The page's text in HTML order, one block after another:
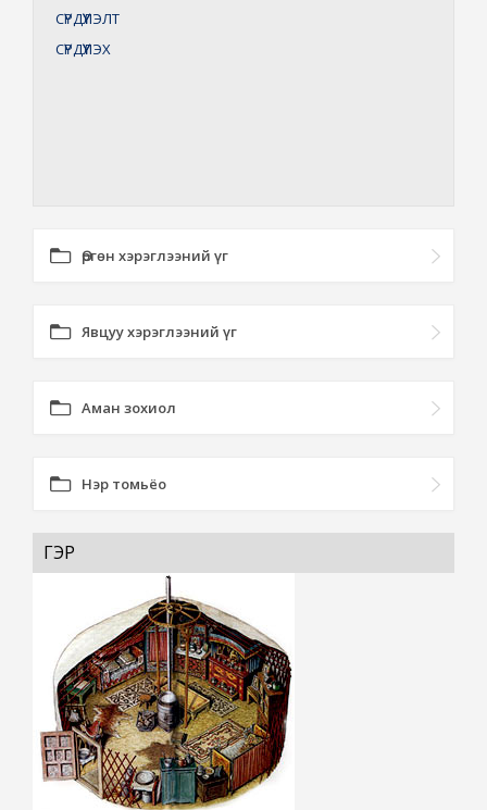
СҮРДҮҮЛЭЛТ
СҮРДҮҮЛЭХ
Өргөн хэрэглээний үг
Явцуу хэрэглээний үг
Аман зохиол
Нэр томьёо
ГЭР